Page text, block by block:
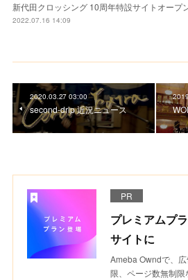
新代田クロッシング 10周年特設サイトオープ
2022.07.16 14:09
2020.03.27 03:00
second-drip 近況ニュース
PR
プレミアムプ
サイトに
Ameba Owndで、
限、ページ数無制限